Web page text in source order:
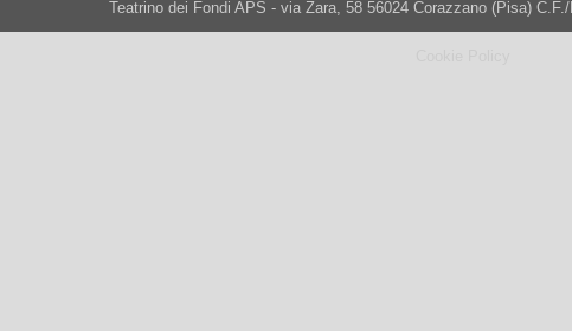
Teatrino dei Fondi APS - via Zara, 58 56024 Corazzano (Pisa)